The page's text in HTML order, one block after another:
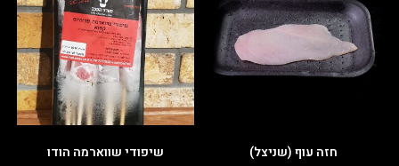
חזה עוף (שניצל) שיפודי שווארמה הודו